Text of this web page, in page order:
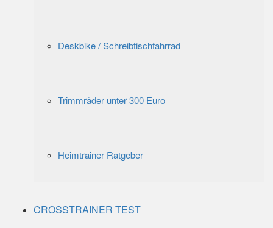
Deskbike / Schreibtischfahrrad
Trimmräder unter 300 Euro
Heimtrainer Ratgeber
CROSSTRAINER TEST